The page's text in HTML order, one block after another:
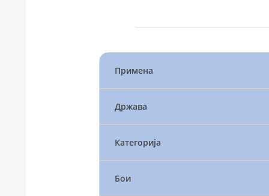
Примена
Држава
Категорија
Бои